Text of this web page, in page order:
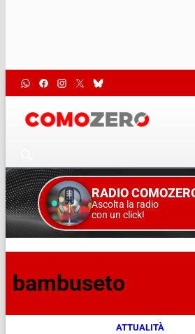
RADIO
Ascolta la radio
con un click!
bambuseto
ATTUALITÀ